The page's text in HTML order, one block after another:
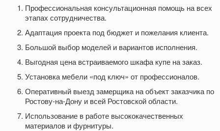
Профессиональная консультационная помощь на всех
этапах сотрудничества.
Адаптация проекта под бюджет и пожелания клиента.
Большой выбор моделей и вариантов исполнения.
Выгодная цена встраиваемого шкафа купе на заказ.
Установка мебели «под ключ» от профессионалов.
Оперативный выезд замерщика на объект заказчика по
Ростову-на-Дону и всей Ростовской области.
Использование в работе высококачественных
материалов и фурнитуры.